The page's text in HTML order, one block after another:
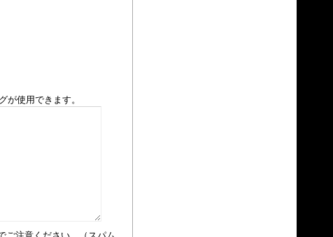
が使用できます。